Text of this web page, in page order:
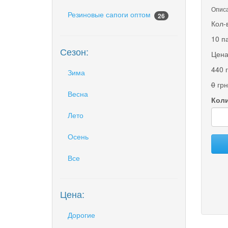
Резиновые сапоги оптом 26
Сезон:
Зима
Весна
Лето
Осень
Все
Цена:
Дорогие
Кол-
10
440
0грн